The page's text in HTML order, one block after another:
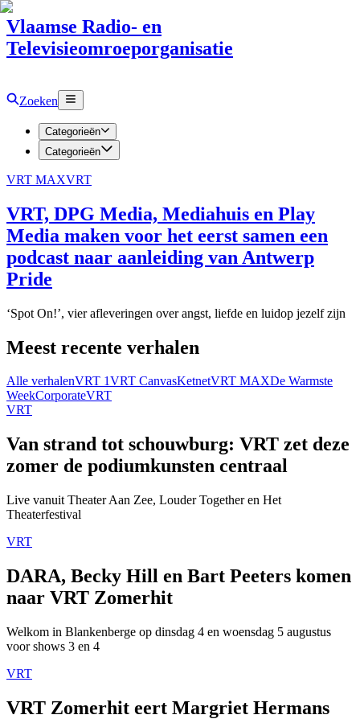
Vlaamse Radio- en
Televisieomroeporganisatie
Zoeken
Categorieën
Categorieën
VRT MAXVRT
VRT, DPG Media, Mediahuis en Play
Media maken voor het eerst samen een
podcast naar aanleiding van Antwerp
Pride
‘Spot On!’, vier afleveringen over angst, liefde en luidop jezelf zijn
Meest recente verhalen
Alle verhalenVRT 1VRT CanvasKetnetVRT MAXDe Warmste
WeekCorporateVRT
VRT
Van strand tot schouwburg: VRT zet deze
zomer de podiumkunsten centraal
Live vanuit Theater Aan Zee, Louder Together en Het
Theaterfestival
VRT
DARA, Becky Hill en Bart Peeters komen
naar VRT Zomerhit
Welkom in Blankenberge op dinsdag 4 en woensdag 5 augustus
voor shows 3 en 4
VRT
VRT Zomerhit eert Margriet Hermans